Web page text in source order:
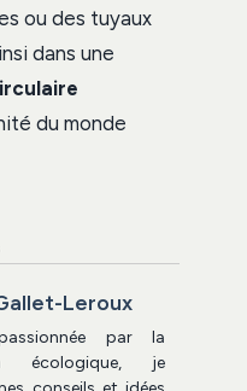
ou des tuyaux
dans une
du monde
Leroux
par la
écologique, je